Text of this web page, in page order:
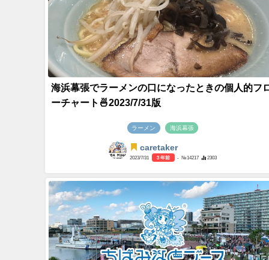
海浜幕張でラーメンの口になったときの個人的フ
ーチャート🍜2023/7/31版
ラーメン 海浜幕張
caretaker
2023/7/31 3 年前 - №14217 2303